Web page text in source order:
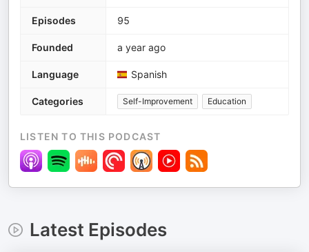
Episodes 95
Founded a year ago
Language Spanish
Categories Self-Improvement Education
LISTEN TO THIS PODCAST
Latest Episodes